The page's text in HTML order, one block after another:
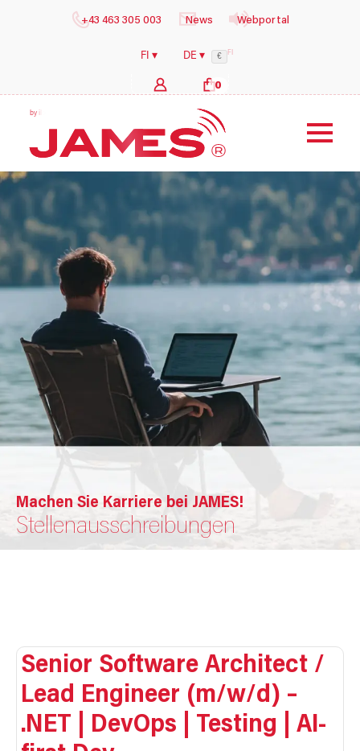
+43 463 305 003 News Webportal
FI ▾ DE ▾ € FI
0
by il
Machen Sie Karriere bei JAMES!
Stellenausschreibungen
Senior Software Architect /
Lead Engineer (m/w/d) –
.NET | DevOps | Testing | AI-